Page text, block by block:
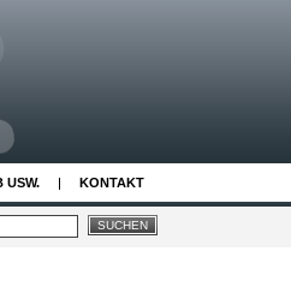
USW. KONTAKT